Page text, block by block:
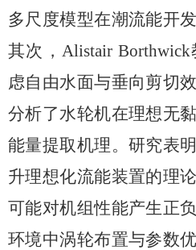
多尺度模型在潮流能开
其次，Alistair Borthwick
虑自由水面与垂向剪切
分析了水轮机在理想无
能量提取机理。研究表
升理想化流能装置的理
可能对机组性能产生正
环境中涡轮布置与参数